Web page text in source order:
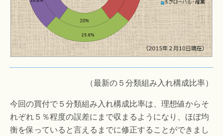
（最新の５分類組み入れ構成比率）
今回の買付で５分類組み入れ構成比率は、理想値からそ
れぞれ５％程度の誤差にまで収まるようになり、ほぼ均
衡を保っていると言えるまでに修正することができまし